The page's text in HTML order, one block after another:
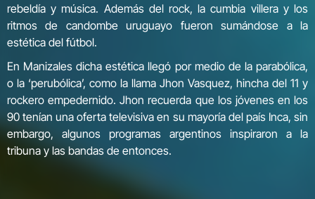
rebeldía y música. Además del rock, la cumbia villera y los
ritmos de candombe uruguayo fueron sumándose a la
estética del fútbol.
En Manizales dicha estética llegó por medio de la parabólica,
o la ‘perubólica’, como la llama Jhon Vasquez, hincha del 11 y
rockero empedernido. Jhon recuerda que los jóvenes en los
90 tenían una oferta televisiva en su mayoría del país Inca, sin
embargo, algunos programas argentinos inspiraron a la
tribuna y las bandas de entonces.